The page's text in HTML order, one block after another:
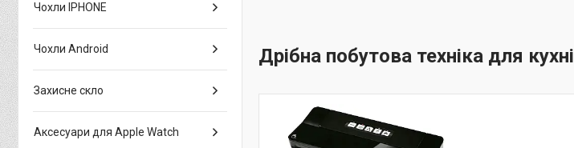
Дрібна побутова техніка для кухні
Чохли IPHONE
Чохли Android
Захисне скло
Аксесуари для Apple Watch